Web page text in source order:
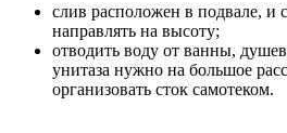
слив расположен в подвале, и
направлять на высоту;
отводить воду от ванны,
унитаза нужно на большое
организовать сток самотеком.